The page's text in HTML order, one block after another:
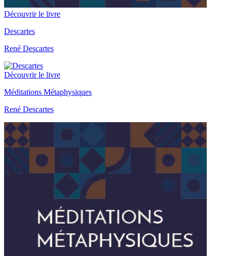
Découvrir le livre
Descartes
René Descartes
Découvrir le livre
Méditations Métaphysiques
René Descartes